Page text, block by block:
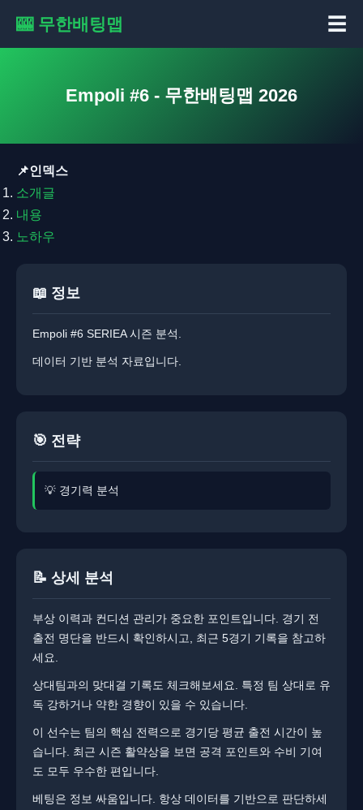
🎰 무한배팅맵 ☰
Empoli #6 - 무한배팅맵 2026
📌인덱스
소개글
내용
노하우
📖 정보
Empoli #6 SERIEA 시즌 분석.
데이터 기반 분석 자료입니다.
🎯 전략
💡 경기력 분석
📝 상세 분석
부상 이력과 컨디션 관리가 중요한 포인트입니다. ​​경기 전
출전 명단을 반드시 확인하시고, 최근 5경기 기록을 참고하
세요.
상대팀과의 맞대결 기록도 체크해보세요. ​특정 팀 상대로 유
독 강하거나 약한 경향이 있을 수 있습니다.
이 선수는 팀의 핵심 전력으로 경기당 평균 출전 시간이 높
습니다. ​최근 시즌 활약상을 보면 공격 포인트와 수비 기여
도 모두 우수한 편입니다.
베팅은 정보 싸움입니다. 항상 데이터를 기반으로 판단하세